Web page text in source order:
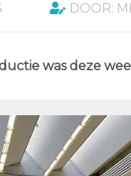
DOOR:
was deze